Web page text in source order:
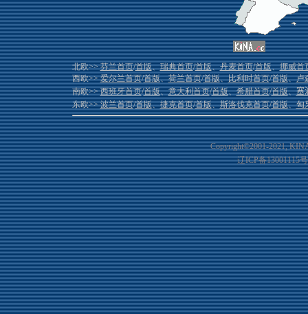
北欧>>芬兰首页/首版、瑞典首页/首版、丹麦首页/首版、挪威首
西欧>>爱尔兰首页/首版、荷兰首页/首版、比利时首页/首版、卢
南欧>>西班牙首页/首版、意大利首页/首版、希腊首页/首版、塞
东欧>>波兰首页/首版、捷克首页/首版、斯洛伐克首页/首版、匈
Copyright©2001-2021,
辽ICP备13001115